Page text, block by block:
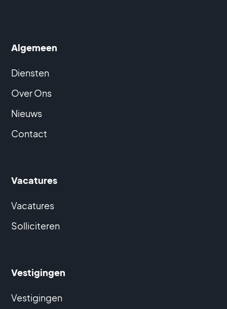
Algemeen
Diensten
Over Ons
Nieuws
Contact
Vacatures
Vacatures
Solliciteren
Vestigingen
Vestigingen